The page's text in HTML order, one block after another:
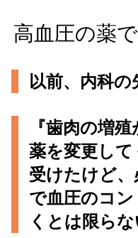
高血圧の薬
以前、内科の
『歯肉の増
薬を変更し
受けたけど
で血圧のコ
くとは限らな